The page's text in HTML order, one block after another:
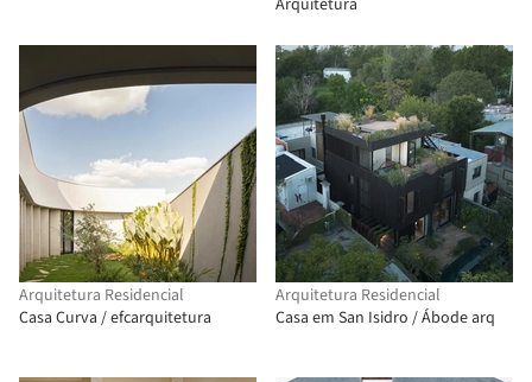
Arquitetura
Arquitetura Residencial
Casa Curva / efcarquitetura
Arquitetura Residencial
Casa em San Isidro / Ábode arq